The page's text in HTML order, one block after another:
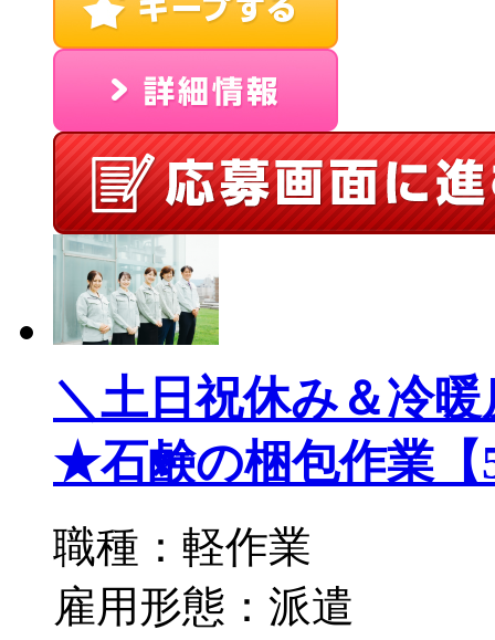
＼土日祝休み＆冷
★石鹸の梱包作業【
職種：軽作業
雇用形態：派遣